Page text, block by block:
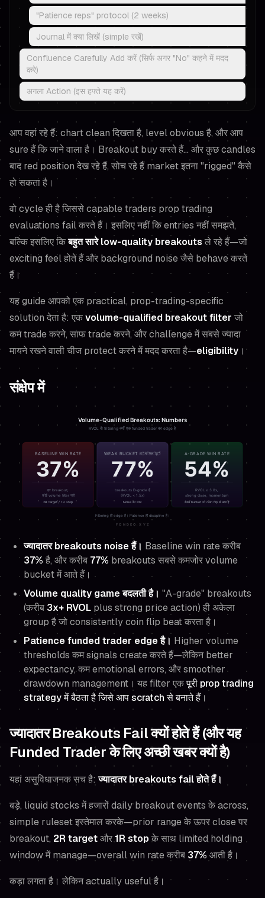
"Patience reps" protocol (2 weeks)
Journal में क्या लिखें (simple रखें)
Confluence Carefully Add करें (सिर्फ अगर "No" कहने में मदद
करे)
अगला Action (इस हफ्ते यह करें)
आप वहां रहे हैं: chart clean दिखता है, level obvious है, और आप
sureहैं कि जाने वाला है। Breakout buy करते हैं… और कुछ candles
बाद red position देख रहे हैं, सोच रहे हैं market इतना "rigged" कैसे
हो सकता है।
वो cycle ही है जिससे capable traders prop trading
evaluations fail करते हैं। इसलिए नहीं कि entries नहीं समझते,
बल्कि इसलिए किबहुत सारे low-quality breakouts ले रहे हैं—जो
exciting feel होते हैं और background noise जैसे behave करते
हैं।
यह guide आपको एक practical, prop-trading-specific
solution देता है: एकvolume-qualified breakout filter जो
कम trade करने, साफ trade करने, और challenge में सबसे ज्यादा
मायने रखने वाली चीज protect करने में मदद करता है—eligibility ।
संक्षेप में
ज्यादातर breakouts noise हैं। Baseline win rate करीब
37% है, और करीब 77% breakouts सबसे कमजोर volume
bucket में आते हैं।
Volume quality game बदलती है। "A-grade" breakouts
(करीब 3x+ RVOL plus strong price action) ही अकेला
group है जो consistently coin flip beat करता है।
Patience funded trader edge है। Higher volume
thresholds कम signals create करते हैं—लेकिन better
expectancy, कम emotional errors, और smoother
drawdown management। यह filter एकपूरी prop trading
strategy में बैठता है जिसे आप scratch से बनाते हैं।
ज्यादातर Breakouts Fail क्यों होते हैं (और यह
Funded Trader के लिए अच्छी खबर क्यों है)
यहां असुविधाजनक सच है:ज्यादातर breakouts fail होते हैं।
बड़े, liquid stocks में हजारों daily breakout events के across,
simple ruleset इस्तेमाल करके—prior range के ऊपर close पर
breakout, 2R targetऔर1R stopके साथ limited holding
window में manage—overall win rate करीब 37% आती है।
कड़ा लगता है। लेकिन actually useful है।